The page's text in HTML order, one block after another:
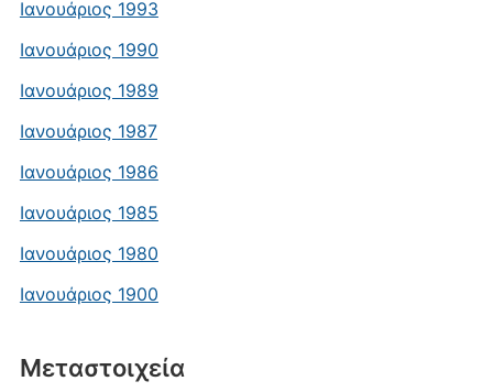
Ιανουάριος 1993
Ιανουάριος 1990
Ιανουάριος 1989
Ιανουάριος 1987
Ιανουάριος 1986
Ιανουάριος 1985
Ιανουάριος 1980
Ιανουάριος 1900
Μεταστοιχεία